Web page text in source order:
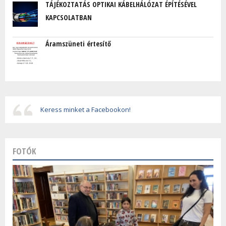
TÁJÉKOZTATÁS OPTIKAI KÁBELHÁLÓZAT ÉPÍTÉSÉVEL
KAPCSOLATBAN
Áramszüneti értesítő
Keress minket a Facebookon!
FOTÓK